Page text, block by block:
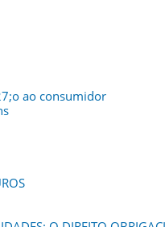
ao consumidor